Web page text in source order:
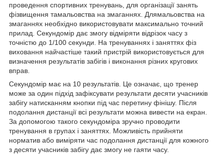
проведення спортивних тренувань, для організації занять
фізвищення тамальовства на змаганнях. Длямальовства на
змаганнях необхідно використовувати максимально точний
прилад. Секундомір дає змогу відміряти відрізок часу з
точністю до 1/100 секунди. На тренуваннях і заняттях фіз
виховання найчастіше такий пристрій використовується для
визначення результатів забігів і виконання різних кругових
вправ.
Секундомір має на 10 результатів. Це означає, що тренер
може за один підхід зафіксувати результати десяти учасників
забігу натисканням кнопки під час перетину фінішу. Після
подолання дистанції всі результати можна вивести на екран.
За допомогою такого секундоміра зручно проводити
тренування в групах і заняттях. Можливість прийняти
норматив або виміряти час подолання дистанції для кожного
з десяти учасників забігу дає змогу не гаяти часу.